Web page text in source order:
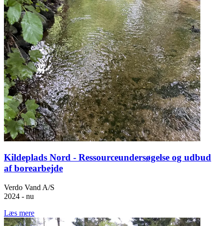
Kildeplads Nord - Ressourceundersøgelse og udbud
af borearbejde
Verdo Vand A/S
2024 - nu
Læs mere